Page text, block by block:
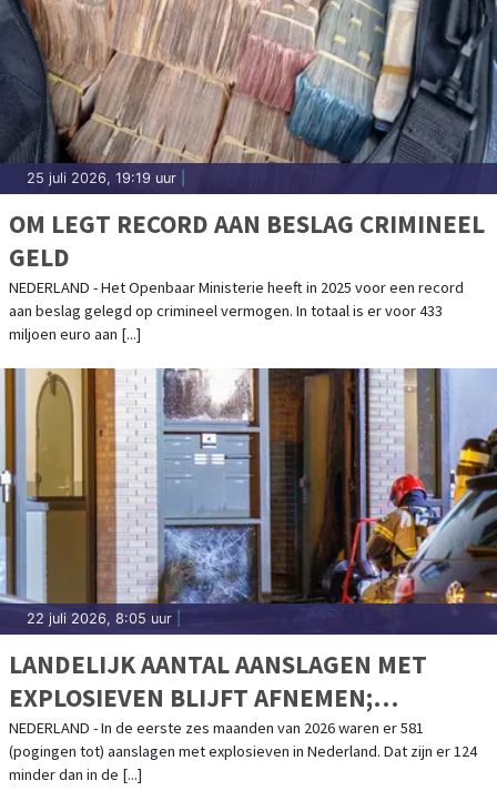
25 juli 2026, 19:19 uur
OM LEGT RECORD AAN BESLAG CRIMINEEL
GELD
NEDERLAND - Het Openbaar Ministerie heeft in 2025 voor een record
aan beslag gelegd op crimineel vermogen. In totaal is er voor 433
miljoen euro aan [...]
22 juli 2026, 8:05 uur
LANDELIJK AANTAL AANSLAGEN MET
EXPLOSIEVEN BLIJFT AFNEMEN;
AANSLAGENPROBLEMATIEK BLIJFT
ERNSTIG
NEDERLAND - In de eerste zes maanden van 2026 waren er 581
(pogingen tot) aanslagen met explosieven in Nederland. Dat zijn er 124
minder dan in de [...]